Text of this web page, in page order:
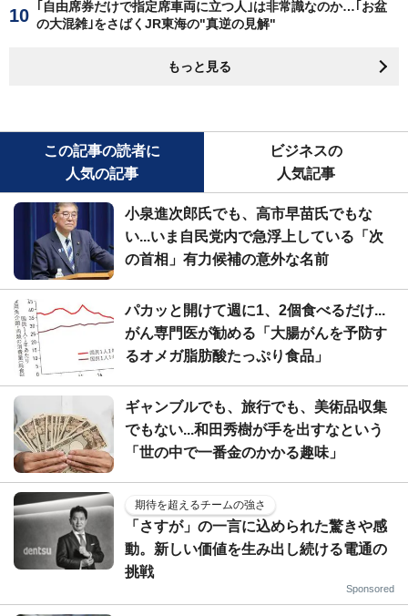
｢自由席券だけで指定席車両に立つ人｣は非常識なのか…｢お盆
の大混雑｣をさばくJR東海の"真逆の見解"
もっと見る
この記事の読者に
人気の記事
ビジネスの
人気記事
小泉進次郎氏でも、高市早苗氏でもな
い...いま自民党内で急浮上している「次
の首相」有力候補の意外な名前
パカッと開けて週に1、2個食べるだけ...
がん専門医が勧める「大腸がんを予防す
るオメガ脂肪酸たっぷり食品」
ギャンブルでも、旅行でも、美術品収集
でもない...和田秀樹が手を出すなという
「世の中で一番金のかかる趣味」
期待を超えるチームの強さ
「さすが」の一言に込められた驚きや感
動。新しい価値を生み出し続ける電通の
挑戦
Sponsored